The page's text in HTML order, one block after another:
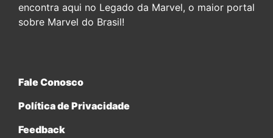
encontra aqui no Legado da Marvel, o maior portal
sobre Marvel do Brasil!
Fale Conosco
Política de Privacidade
Feedback